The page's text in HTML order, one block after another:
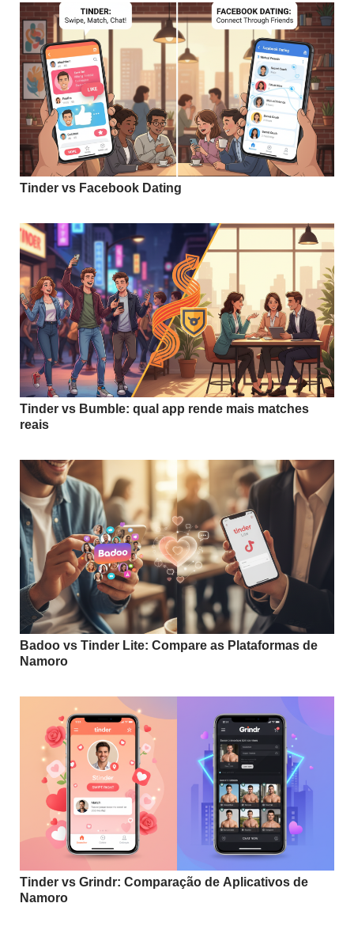
Tinder vs Facebook Dating
Tinder vs Bumble: qual app rende mais matches
reais
Badoo vs Tinder Lite: Compare as Plataformas de
Namoro
Tinder vs Grindr: Comparação de Aplicativos de
Namoro